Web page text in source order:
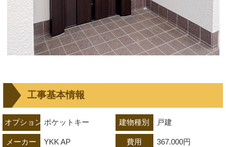
工事基本情報
オプション（鍵）ポケットキー 建物種別 戸建
メーカー YKK AP 費用 367.000円